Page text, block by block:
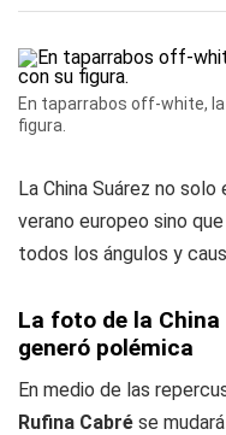
En taparrabos off-white,
figura.
La China Suárez no
verano europeo sino
todos los ángulos y
La foto de la
generó polémica
En medio de las
Rufina Cabré se